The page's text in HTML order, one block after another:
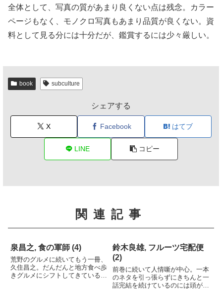
全体として、写真の質があまり良くない点は残念。カラー
ページもなく、モノクロ写真もあまり品質が良くない。資
料として見る分には十分だが、鑑賞するには少々厳しい。
book subculture
シェアする
X Facebook はてブ
LINE コピー
関連記事
泉昌之, 食の軍師 (4)
荒野のグルメに続いてもう一冊、
久住昌之。だんだんと地方食べ歩
きグルメにシフトしてきている印
鈴木良雄, フルーツ宅配便
(2)
前巻に続いて人情噺が中心。一本
のネタを引っ張らずにきちんと一
話完結を続けているのには頭が下